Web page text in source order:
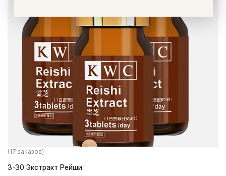
(17 заказов)
3-30 Экстракт Рейши